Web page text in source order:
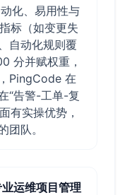
化、易用性与
标（如变更失
自动化规则覆
分并赋权重，
PingCode 在
“告警-工单-复
有实操优势，
团队。
运维项目管理